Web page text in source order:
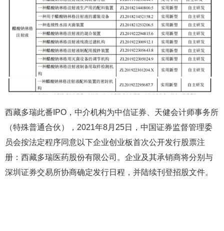
西藏多瑞此番IPO，中介机构为中信证券、天健会计师事务所
（特殊普通合伙），2021年8月25日，中国证券监督管理委
员会按法定程序同意以下企业创业板首次公开发行股票注
册：西藏多瑞医药股份有限公司。企业及其承销商将分别与
深圳证券交易所协商确定发行日程，并陆续刊登招股文件。